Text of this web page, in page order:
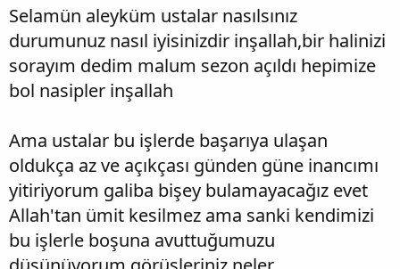
a
n
h
i
Selamün aleyküm ustalar nasılsınız
durumunuz nasıl iyisinizdir inşallah,bir halinizi
sorayım dedim malum sezon açıldı hepimize
bol nasipler inşallah
Ama ustalar bu işlerde başarıya ulaşan
oldukça az ve açıkçası günden güne inancımı
yitiriyorum galiba bişey bulamayacağız evet
Allah'tan ümit kesilmez ama sanki kendimizi
bu işlerle boşuna avuttuğumuzu